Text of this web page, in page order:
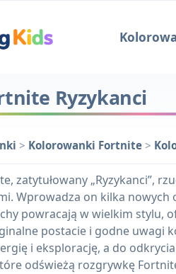
Ryzykanci
> Kolorowanki Fortnite >
zatytułowany „Ryzykanci”,
Wprowadza on kilka
powracają w wielkim stylu,
postacie i godne uwagi
i eksplorację, a do
odświeżą rozgrywkę